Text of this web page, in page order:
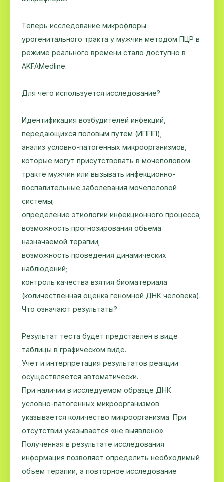
Теперь исследование микрофлоры
урогенитального тракта у мужчин методом ПЦР в
режиме реального времени стало доступно в
AKFAMedline.
Для чего используется исследование?
Идентификация возбудителей инфекций,
передающихся половым путем (ИППП);
анализ условно-патогенных микроорганизмов,
которые могут присутствовать в мочеполовом
тракте мужчин или вызывать инфекционно-
воспалительные заболевания мочеполовой
системы;
определение этиологии инфекционного процесса;
возможность прогнозирования объема
назначаемой терапии;
возможность проведения динамических
наблюдений;
контроль качества взятия биоматериала
(количественная оценка геномной ДНК человека).
Что означают результаты?
Результат теста будет представлен в виде
таблицы в графическом виде.
Учет и интерпретация результатов реакции
осуществляется автоматически.
При наличии в исследуемом образце ДНК
условно-патогенных микроорганизмов
указывается количество микроорганизма. При
отсутствии указывается «не выявлено».
Полученная в результате исследования
информация позволяет определить необходимый
объем терапии, а повторное исследование